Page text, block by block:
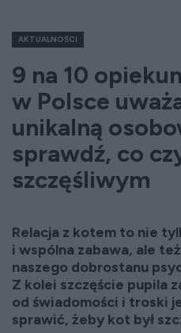
AKTUALNOŚCI
9 na 10
w Polsce
unikalną
sprawdź, co
szczęśliwym
Relacja z kotem to nie
i wspólna zabawa, ale
naszego dobrostanu
Z kolei szczęście pupila
od świadomości i troski
sprawić, żeby kot był